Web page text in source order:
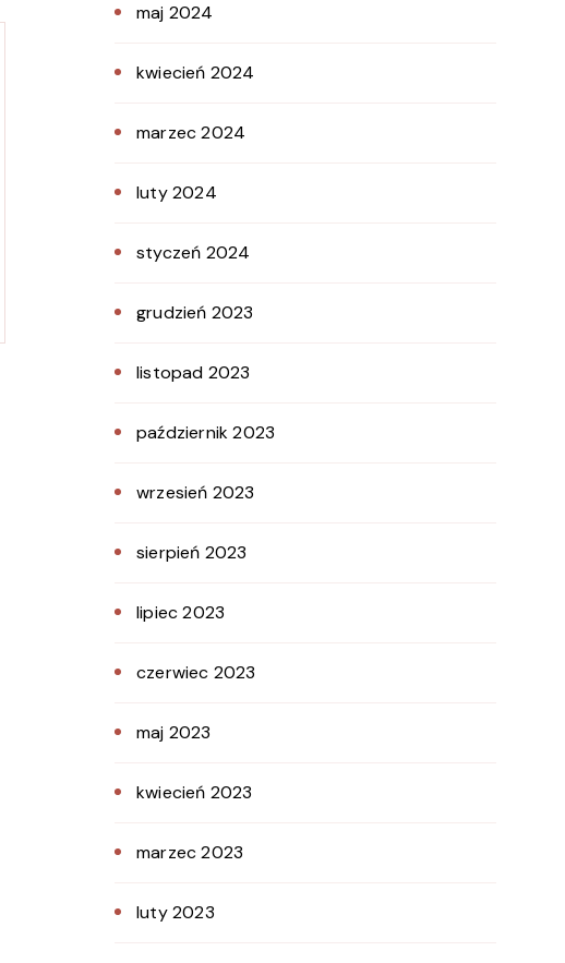
maj 2024
kwiecień 2024
marzec 2024
luty 2024
styczeń 2024
grudzień 2023
listopad 2023
październik 2023
wrzesień 2023
sierpień 2023
lipiec 2023
czerwiec 2023
maj 2023
kwiecień 2023
marzec 2023
luty 2023